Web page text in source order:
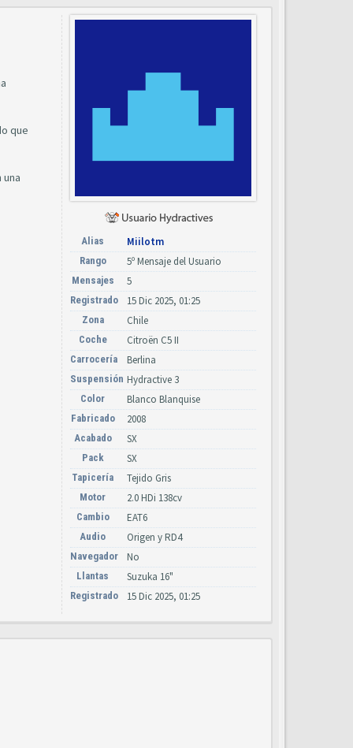
que
Alias Miilotm
Rango 5º Mensaje del Usuario
Mensajes 5
Registrado 15 Dic 2025, 01:25
Zona Chile
Coche Citroën C5 II
Carrocería Berlina
Suspensión Hydractive 3
Color Blanco Blanquise
Fabricado 2008
Acabado SX
Pack SX
Tapicería Tejido Gris
Motor 2.0 HDi 138cv
Cambio EAT6
Audio Origen y RD4
Navegador No
Llantas Suzuka 16"
Registrado 15 Dic 2025, 01:25